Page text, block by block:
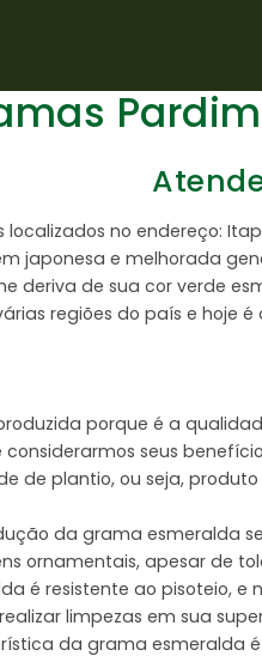
localizados no endereço:
japonesa e melhorada
deriva de sua cor verde
regiões do país e hoje
porque é a
considerarmos seus
de plantio, ou seja,
da grama esmeralda
ornamentais, apesar de
é resistente ao pisoteio,
limpezas em sua
da grama esmeralda é